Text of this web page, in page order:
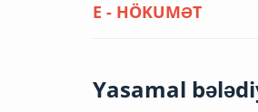
E - HÖKUMƏT
Yasamal